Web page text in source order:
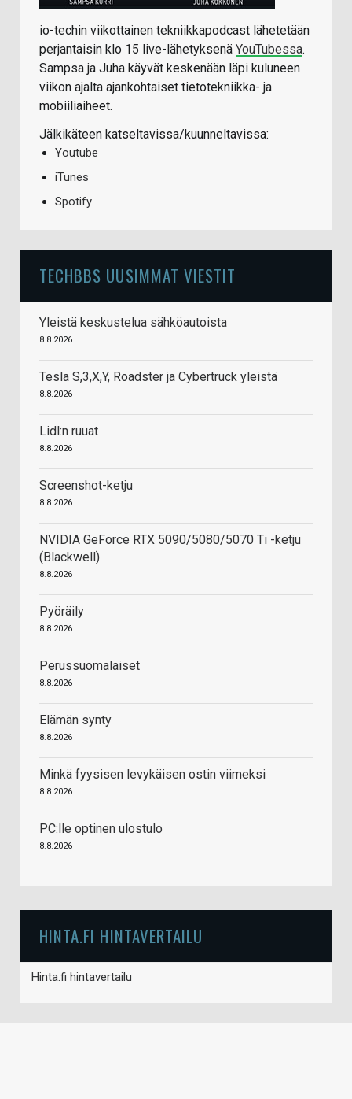
io-techin viikottainen tekniikkapodcast lähetetään
perjantaisin klo 15 live-lähetyksenä YouTubessa.
Sampsa ja Juha käyvät keskenään läpi kuluneen
viikon ajalta ajankohtaiset tietotekniikka- ja
mobiiliaiheet.
Jälkikäteen katseltavissa/kuunneltavissa:
Youtube
iTunes
Spotify
TECHBBS UUSIMMAT VIESTIT
Yleistä keskustelua sähköautoista
8.8.2026
Tesla S,3,X,Y, Roadster ja Cybertruck yleistä
8.8.2026
Lidl:n ruuat
8.8.2026
Screenshot-ketju
8.8.2026
NVIDIA GeForce RTX 5090/5080/5070 Ti -ketju
(Blackwell)
8.8.2026
Pyöräily
8.8.2026
Perussuomalaiset
8.8.2026
Elämän synty
8.8.2026
Minkä fyysisen levykäisen ostin viimeksi
8.8.2026
PC:lle optinen ulostulo
8.8.2026
HINTA.FI HINTAVERTAILU
Hinta.fi hintavertailu